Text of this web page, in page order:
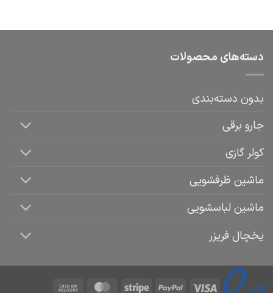
دسته‌های محصولات
بدون دسته‌بندی
جارو برقی
کولر گازی
ماشین ظرفشویی
ماشین لباسشویی
یخچال فریزر
Visa
PayPal
Stripe
MasterCard